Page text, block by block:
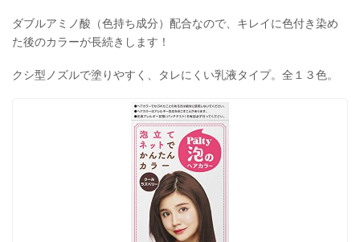
ダブルアミノ酸（色持ち成分）配合なので、キレイに色付き染め
た後のカラーが長続きします！
クシ型ノズルで塗りやすく、タレにくい乳液タイプ。全１３色。